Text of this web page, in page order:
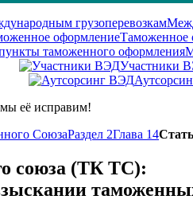
Таможенное
Участники
её исправим!
СоюзаРаздел 2Глава 14
союза (ТК ТС):